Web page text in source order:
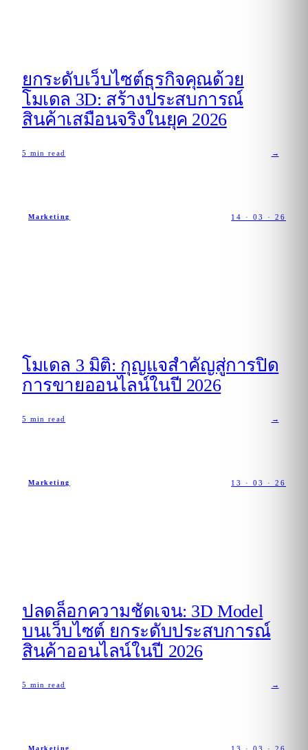
ยกระดับเว็บไซต์ธุรกิจคุณด้วย
โมเดล 3D: สร้างประสบการณ์
สินค้าเสมือนจริงในยุค 2026
5 min read →
Marketing 14 · 03 · 26
โมเดล 3 มิติ: กุญแจสำคัญสู่การปิด
การขายออนไลน์ในปี 2026
5 min read →
Marketing 13 · 03 · 26
ปลดล็อกความชัดเจน: 3D Model
บนเว็บไซต์ ยกระดับประสบการณ์
สินค้าออนไลน์ในปี 2026
5 min read →
Marketing 13 · 03 · 26